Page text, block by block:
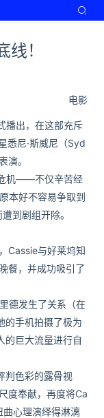
！
电影
播出，在这部充斥
悉尼·斯威尼（Syd
演。
机——不仅辛苦经
本好不容易争取到
到剧组开除。
Cassie与好莱坞知
餐，并成功吸引了
德发生了关系（在
的手机拍摄了极为
的巨大流量进行自
判色彩的露骨视
度奉献，再度将Ca
曲心理演绎得淋漓